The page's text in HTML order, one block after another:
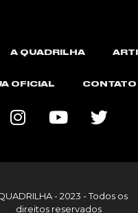
A QUADRILHA
OFICIAL CONTATO
- 2023 - Todos os
direitos reservados